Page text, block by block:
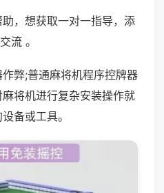
，想获取一对一指导，添
流 。
弊;普通麻将机程序控牌器
将机进行复杂安装操作就
备或工具。